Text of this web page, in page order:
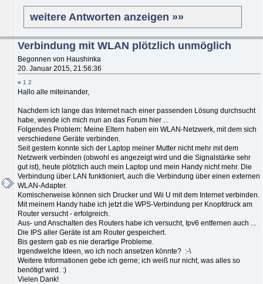
weitere Antworten anzeigen »»
Verbindung mit WLAN plötzlich unmöglich
Begonnen von Haushinka
20. Januar 2015, 21:56:36
« 1 2
Hallo alle miteinander,
Nachdem ich lange das Internet nach einer passenden Lösung durchsucht
habe, wende ich mich nun an das Forum hier ...
Folgendes Problem: Meine Eltern haben ein WLAN-Netzwerk, mit dem sich
verschiedene Geräte verbinden.
Seit gestern konnte sich der Laptop meiner Mutter nicht mehr mit dem
Netzwerk verbinden (obwohl es angezeigt wird und die Signalstärke sehr
gut ist), heute plötzlich auch mein Laptop und mein Handy nicht mehr. Die
Verbindung über LAN funktioniert, auch die Verbindung über einen externen
WLAN-Adapter.
Komischerweise können sich Drucker und Wii U mit dem Internet verbinden.
Mit meinem Handy habe ich jetzt die WPS-Verbindung per Knopfdruck am
Router versucht - erfolgreich.
Aus- und Anschalten des Routers habe ich versucht, Ipv6 entfernen auch ...
Die IPS aller Geräte ist am Router gespeichert.
Bis gestern gab es nie derartige Probleme.
Irgendwelche Ideen, wo ich noch ansetzen könnte? :-\
Weitere Informationen gebe ich gerne; ich weiß nur nicht, was alles so
benötigt wird. :)
Vielen Dank!